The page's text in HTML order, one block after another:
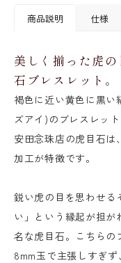
商品説明 仕様
美しく揃った虎
石ブレスレット。
褐色に近い黄色に黒
ズアイ)のブレスレット
安田念珠店の虎目石は
加工が特徴です。
鋭い虎の目を思わせる
い」という縁起が担
名な虎目石。こちらの
8mm玉で主張しすぎず